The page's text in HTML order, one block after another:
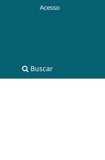
Buscar
Acesso